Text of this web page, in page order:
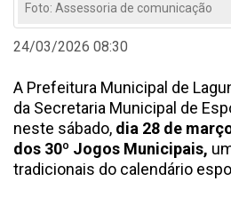
Foto: Assessoria de comunicação
24/03/2026 08:30
A Prefeitura Municipal de
da Secretaria Municipal de
neste sábado, dia 28 de
dos 30º Jogos Municipais,
tradicionais do calendário